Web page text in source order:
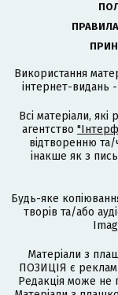
Використання
інтернет-видань
Всі матеріали,
агентство
відтворенню
інакше як з
Будь-яке
творів та/або
Матеріали з
ПОЗИЦІЯ є
Редакція може не